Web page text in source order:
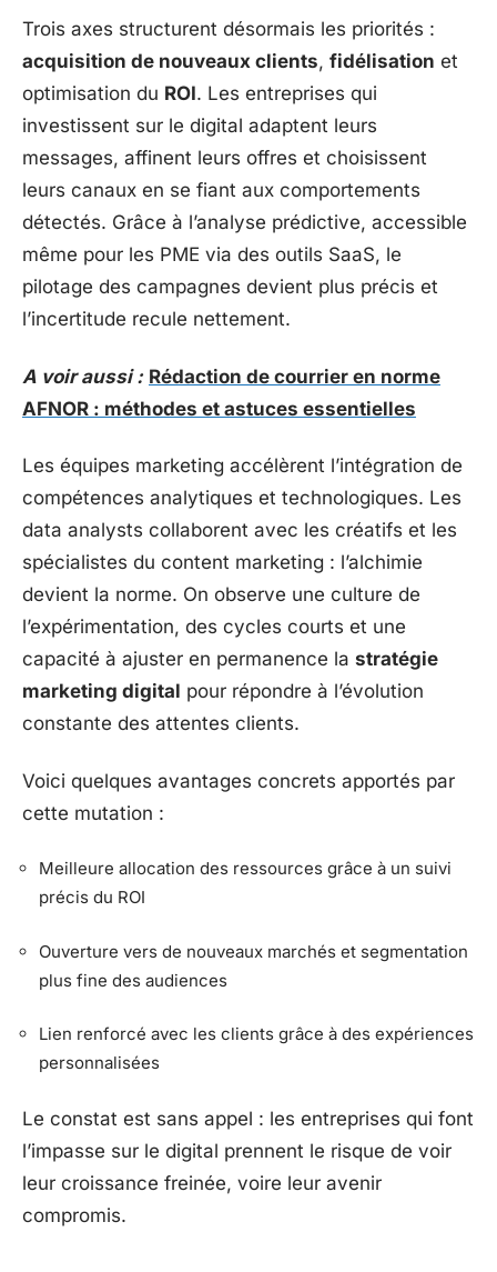
Trois axes structurent désormais les priorités :
acquisition de nouveaux clients, fidélisation et
optimisation du ROI. Les entreprises qui
investissent sur le digital adaptent leurs
messages, affinent leurs offres et choisissent
leurs canaux en se fiant aux comportements
détectés. Grâce à l’analyse prédictive, accessible
même pour les PME via des outils SaaS, le
pilotage des campagnes devient plus précis et
l’incertitude recule nettement.
A voir aussi : Rédaction de courrier en norme
AFNOR : méthodes et astuces essentielles
Les équipes marketing accélèrent l’intégration de
compétences analytiques et technologiques. Les
data analysts collaborent avec les créatifs et les
spécialistes du content marketing : l’alchimie
devient la norme. On observe une culture de
l’expérimentation, des cycles courts et une
capacité à ajuster en permanence la stratégie
marketing digital pour répondre à l’évolution
constante des attentes clients.
Voici quelques avantages concrets apportés par
cette mutation :
Meilleure allocation des ressources grâce à un suivi
précis du ROI
Ouverture vers de nouveaux marchés et segmentation
plus fine des audiences
Lien renforcé avec les clients grâce à des expériences
personnalisées
Le constat est sans appel : les entreprises qui font
l’impasse sur le digital prennent le risque de voir
leur croissance freinée, voire leur avenir
compromis.